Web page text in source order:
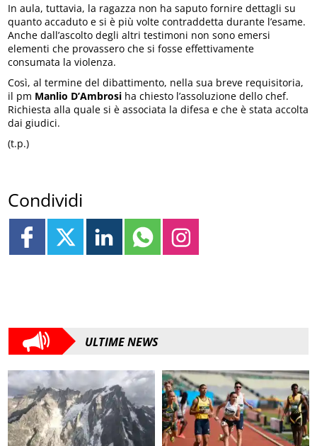
In aula, tuttavia, la ragazza non ha saputo fornire dettagli su
quanto accaduto e si è più volte contraddetta durante l’esame.
Anche dall’ascolto degli altri testimoni non sono emersi
elementi che provassero che si fosse effettivamente
consumata la violenza.
Così, al termine del dibattimento, nella sua breve requisitoria,
il pm Manlio D’Ambrosi ha chiesto l’assoluzione dello chef.
Richiesta alla quale si è associata la difesa e che è stata accolta
dai giudici.
(t.p.)
Condividi
ULTIME NEWS